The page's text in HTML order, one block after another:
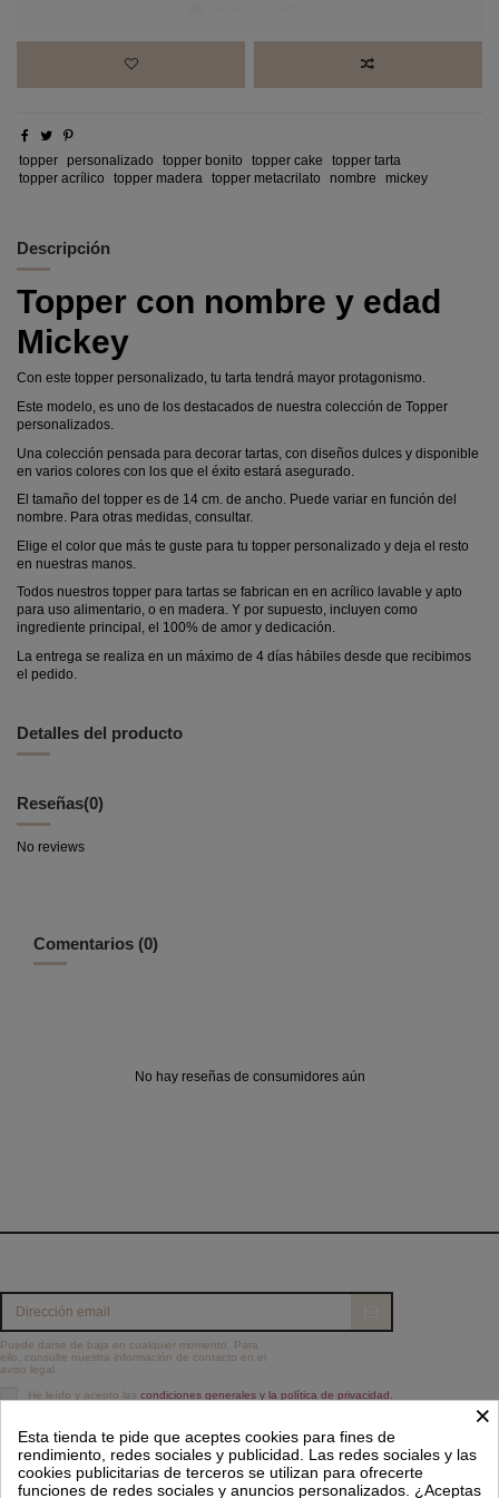
topper personalizado topper bonito topper cake
topper tarta
topper acrílico
topper madera topper metacrilato nombre mickey
Descripción
Topper con nombre y edad
Mickey
Con este topper personalizado, tu tarta tendrá mayor protagonismo.
Este modelo, es uno de los destacados de nuestra colección de Topper
personalizados.
Una colección pensada para decorar tartas, con diseños dulces y disponible
en varios colores con los que el éxito estará asegurado.
El tamaño del topper es de 14 cm. de ancho. Puede variar en función del
nombre. Para otras medidas, consultar.
Elige el color que más te guste para tu topper personalizado y deja el resto
en nuestras manos.
Todos nuestros topper para tartas se fabrican en en acrílico lavable y apto
para uso alimentario, o en madera. Y por supuesto, incluyen como
ingrediente principal, el 100% de amor y dedicación.
La entrega se realiza en un máximo de 4 días hábiles desde que recibimos
el pedido.
Detalles del producto
Reseñas(0)
No reviews
Comentarios (0)
No hay reseñas de consumidores aún
Puede darse de baja en cualquier momento. Para
ello, consulte nuestra información de contacto en el
aviso legal.
He leído y acepto las condiciones generales y la política de privacidad.
Contacto
×
Esta tienda te pide que aceptes cookies para fines de
rendimiento, redes sociales y publicidad. Las redes sociales y las
cookies publicitarias de terceros se utilizan para ofrecerte
funciones de redes sociales y anuncios personalizados. ¿Aceptas